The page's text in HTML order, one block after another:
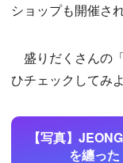
ショップも開催され
盛りだくさんの
ひチェックしてみよ
【写真】
を纏っ